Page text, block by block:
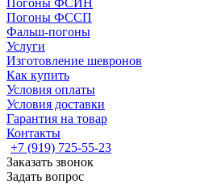
Погоны ФСИН
Погоны ФССП
Фальш-погоны
Услуги
Изготовление шевронов
Как купить
Условия оплаты
Условия доставки
Гарантия на товар
Контакты
+7 (919) 725-55-23
Заказать звонок
Задать вопрос